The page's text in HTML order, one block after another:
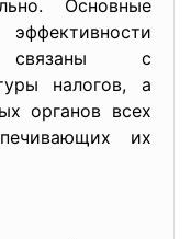
Основные
связаны с
налогов, а
органов всех
их